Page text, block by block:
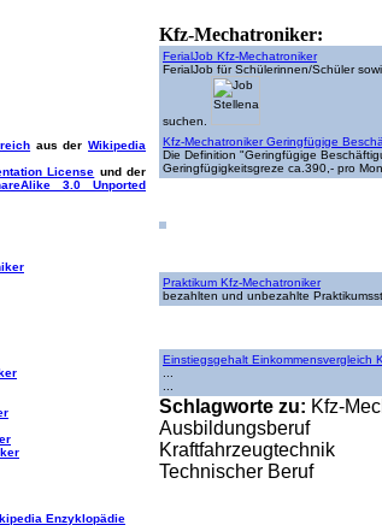
aus der Wikipedia
License und der
3.0 Unported
Enzyklopädie
Kfz-Mechatroniker:
FerialJob Kfz-Mechatroniker
FerialJob für Schülerinnen/Schüler
suchen.
Kfz-Mechatroniker Geringfügige
Die Definition "Geringfügige
Geringfügigkeitsgreze ca.390,- pro
Praktikum Kfz-Mechatroniker
bezahlten und unbezahlte
Einstiegsgehalt Einkommensvergleich
Schlagworte zu: Kfz-
Ausbildungsberuf
Kraftfahrzeugtechnik
Technischer Beruf